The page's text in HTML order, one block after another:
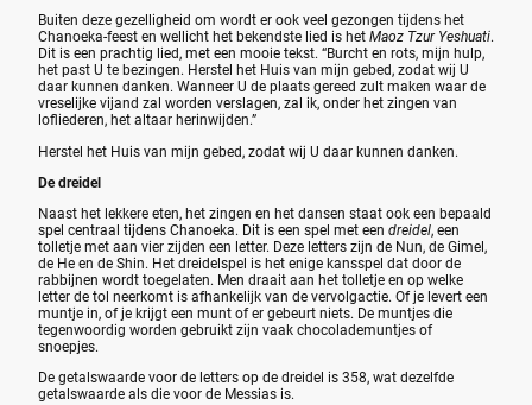
Buiten deze gezelligheid om wordt er ook veel gezongen tijdens het
Chanoeka-feest en wellicht het bekendste lied is het Maoz Tzur Yeshuati.
Dit is een prachtig lied, met een mooie tekst. “Burcht en rots, mijn hulp,
het past U te bezingen. Herstel het Huis van mijn gebed, zodat wij U
daar kunnen danken. Wanneer U de plaats gereed zult maken waar de
vreselijke vijand zal worden verslagen, zal ik, onder het zingen van
lofliederen, het altaar herinwijden.”
Herstel het Huis van mijn gebed, zodat wij U daar kunnen danken.
De dreidel
Naast het lekkere eten, het zingen en het dansen staat ook een bepaald
spel centraal tijdens Chanoeka. Dit is een spel met een dreidel, een
tolletje met aan vier zijden een letter. Deze letters zijn de Nun, de Gimel,
de He en de Shin. Het dreidelspel is het enige kansspel dat door de
rabbijnen wordt toegelaten. Men draait aan het tolletje en op welke
letter de tol neerkomt is afhankelijk van de vervolgactie. Of je levert een
muntje in, of je krijgt een munt of er gebeurt niets. De muntjes die
tegenwoordig worden gebruikt zijn vaak chocolademuntjes of
snoepjes.
De getalswaarde voor de letters op de dreidel is 358, wat dezelfde
getalswaarde als die voor de Messias is.